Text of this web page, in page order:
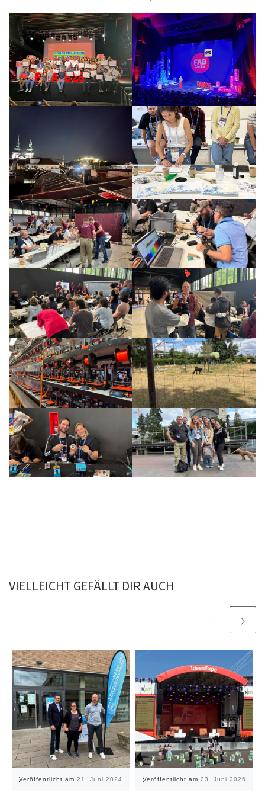
VIELLEICHT GEFÄLLT DIR AUCH
Veröffentlicht am 21. Juni 2024 Veröffentlicht am 23. Juni 2026